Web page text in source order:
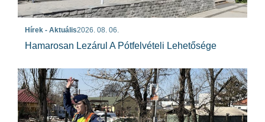
Hírek - Aktuális2026. 08. 06.
Hamarosan Lezárul A Pótfelvételi Lehetősége